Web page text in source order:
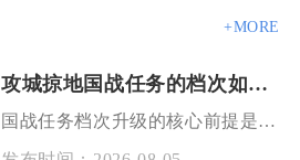
+MORE
攻城掠地国战任务的档次如何才能够升级
国战任务档次升级的核心前提是本国累计完成足量国家任务并积攒国家经验，再由国家管理职位手动提